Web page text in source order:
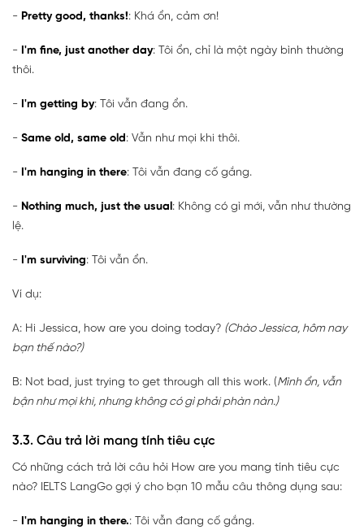
- Pretty good, thanks!: Khá ổn, cảm ơn!
- I'm fine, just another day: Tôi ổn, chỉ là một ngày bình thường
thôi.
- I'm getting by: Tôi vẫn đang ổn.
- Same old, same old: Vẫn như mọi khi thôi.
- I'm hanging in there: Tôi vẫn đang cố gắng.
- Nothing much, just the usual: Không có gì mới, vẫn như thường
lệ.
- I'm surviving: Tôi vẫn ổn.
Ví dụ:
A: Hi Jessica, how are you doing today? (Chào Jessica, hôm nay
bạn thế nào?)
B: Not bad, just trying to get through all this work. (Mình ổn, vẫn
bận như mọi khi, nhưng không có gì phải phàn nàn.)
3.3. Câu trả lời mang tính tiêu cực
Có những cách trả lời câu hỏi How are you mang tính tiêu cực
nào? IELTS LangGo gợi ý cho bạn 10 mẫu câu thông dụng sau:
- I'm hanging in there.: Tôi vẫn đang cố gắng.